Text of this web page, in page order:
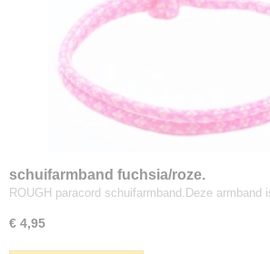
schuifarmband fuchsia/roze.
ROUGH paracord schuifarmband.Deze
€ 4,95